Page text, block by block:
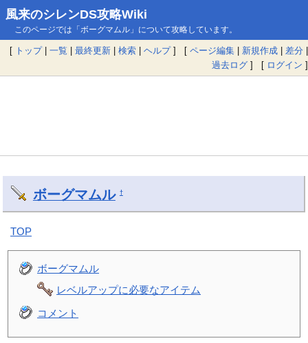
風来のシレンDS攻略Wiki
このページでは「ボーグマムル」について攻略しています。
[ トップ| 一覧 | 最終更新 | 検索 | ヘルプ] [ ページ編集 | 新規作成 | 差分 |
過去ログ ] [ ログイン ]
ボーグマムル †
TOP
ボーグマムル
レベルアップに必要なアイテム
コメント